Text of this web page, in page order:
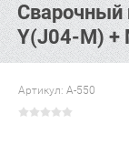
Сварочный
Y(J04-M)
Артикул: А-550